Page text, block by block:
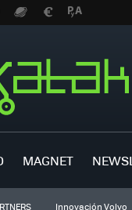
MAGNET
Innovación Volvo